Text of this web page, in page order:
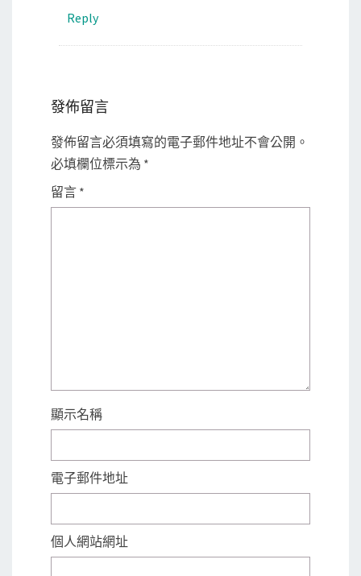
Reply
發佈留言
發佈留言必須填寫的電子郵件地址不會公開。
必填欄位標示為 *
留言 *
顯示名稱
電子郵件地址
個人網站網址